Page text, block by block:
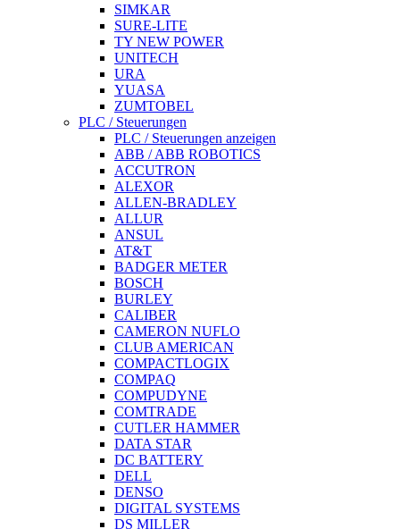
SIMKAR
SURE-LITE
TY NEW POWER
UNITECH
URA
YUASA
ZUMTOBEL
PLC / Steuerungen
PLC / Steuerungen anzeigen
ABB / ABB ROBOTICS
ACCUTRON
ALEXOR
ALLEN-BRADLEY
ALLUR
ANSUL
AT&T
BADGER METER
BOSCH
BURLEY
CALIBER
CAMERON NUFLO
CLUB AMERICAN
COMPACTLOGIX
COMPAQ
COMPUDYNE
COMTRADE
CUTLER HAMMER
DATA STAR
DC BATTERY
DELL
DENSO
DIGITAL SYSTEMS
DS MILLER